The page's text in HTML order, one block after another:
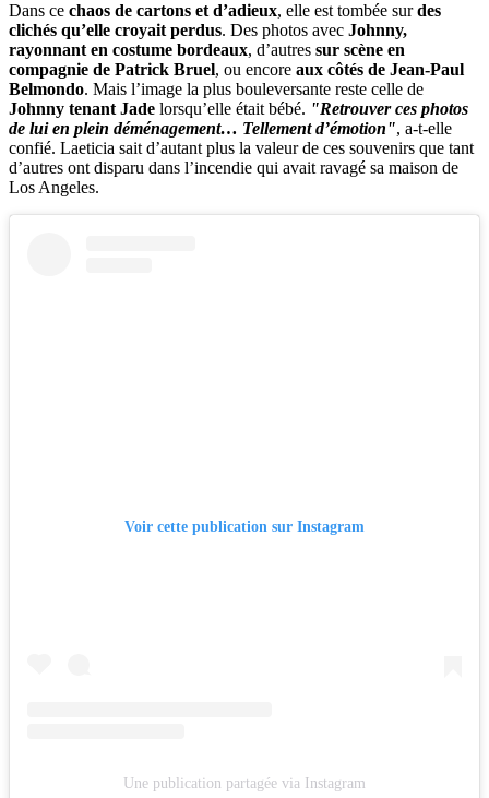
Dans ce chaos de cartons et d’adieux, elle est tombée surdes
clichés qu’elle croyait perdus. Des photos avec Johnny,
rayonnant en costume bordeaux, d’autres sur scène en
compagnie de Patrick Bruel, ou encore aux côtés de Jean-Paul
Belmondo. Mais l’image la plus bouleversante reste celle de
Johnny tenant Jade lorsqu’elle était bébé. "Retrouver ces photos
de lui en plein déménagement… Tellement d’émotion", a-t-elle
confié. Laeticia sait d’autant plus la valeur de ces souvenirs que tant
d’autres ont disparu dans l’incendie qui avait ravagé sa maison de
Los Angeles.
Voir cette publication sur Instagram
Une publication partagée via Instagram